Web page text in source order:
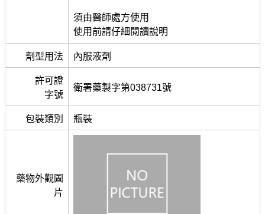
須由醫師處方使用
使用前請仔細閱讀說明
劑型用法 內服液劑
許可證
字號
衛署藥製字第038731號
包裝類別 瓶裝
藥物外觀圖
片